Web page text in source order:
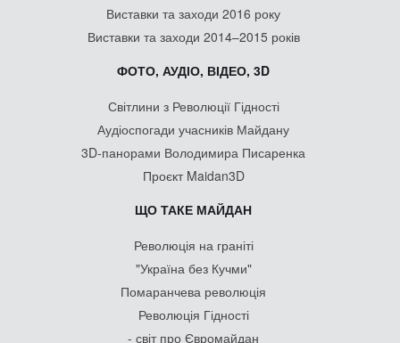
Виставки та заходи 2016 року
Виставки та заходи 2014–2015 років
ФОТО, АУДІО, ВІДЕО, 3D
Світлини з Революції Гідності
Аудіоспогади учасників Майдану
3D-панорами Володимира Писаренка
Проєкт Maidan3D
ЩО ТАКЕ МАЙДАН
Революція на граніті
"Україна без Кучми"
Помаранчева революція
Революція Гідності
- світ про Євромайдан